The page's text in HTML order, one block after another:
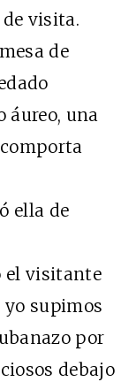
visita.
de
áureo, una
ella de
visitante
yo supimos
por
debajo